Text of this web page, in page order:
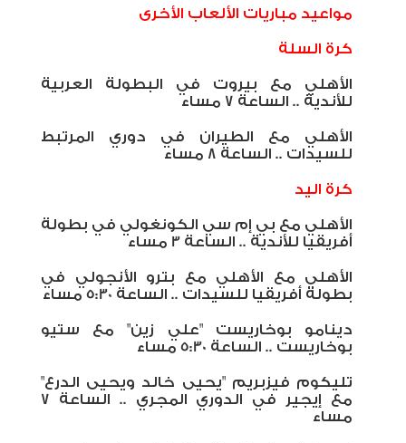
مواعيد مباريات الألعاب الأخرى
كرة السلة
الأهلي مع بيروت في البطولة العربية
للأندية .. الساعة 7 مساء
الأهلي مع الطيران في دوري المرتبط
للسيدات .. الساعة 8 مساء
كرة اليد
الأهلي مع بي إم سي الكونغولي في بطولة
أفريقيا للأندية .. الساعة 3 مساء
الأهلي مع الأهلي مع بترو الأنجولي في
بطولة أفريقيا للسيدات .. الساعة 5:30 مساء
دينامو بوخاريست "علي زين" مع ستيو
بوخاريست .. الساعة 5:30 مساء
تليكوم فيزبريم "يحيى خالد ويحيى الدرع"
مع إيجير في الدوري المجري .. الساعة 7
مساء